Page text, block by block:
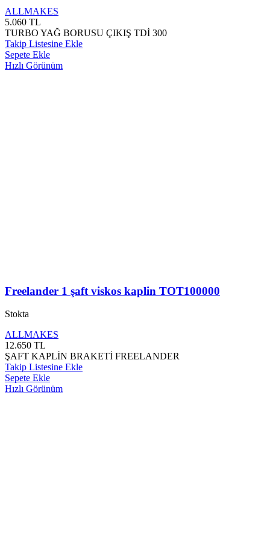
ALLMAKES
5.060 TL
TURBO YAĞ BORUSU ÇIKIŞ TDİ 300
Takip Listesine Ekle
Sepete Ekle
Hızlı Görünüm
Freelander 1 şaft viskos kaplin TOT100000
Stokta
ALLMAKES
12.650 TL
ŞAFT KAPLİN BRAKETİ FREELANDER
Takip Listesine Ekle
Sepete Ekle
Hızlı Görünüm